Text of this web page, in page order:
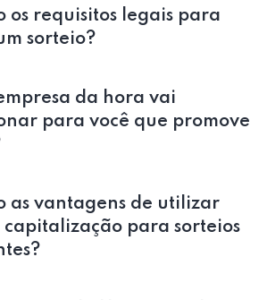
os requisitos legais para
sorteio?
da hora vai
para você que promove
as vantagens de utilizar
capitalização para sorteios